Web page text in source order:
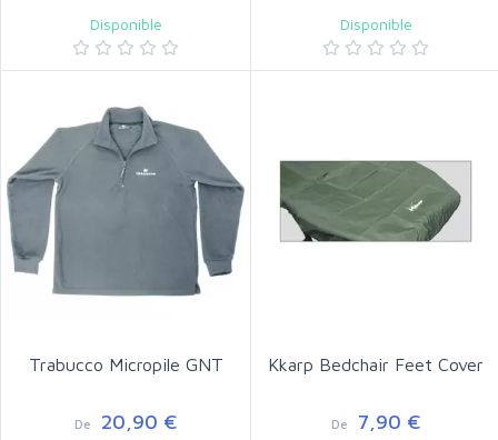
Disponible Disponible
Trabucco Micropile GNT
De 20,90 €
Kkarp Bedchair Feet Cover
De 7,90 €